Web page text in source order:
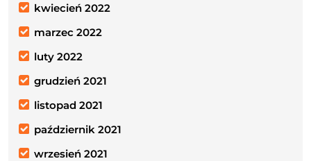
kwiecień 2022
marzec 2022
luty 2022
grudzień 2021
listopad 2021
październik 2021
wrzesień 2021